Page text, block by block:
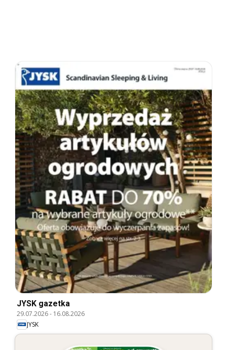
JYSK gazetka
29.07.2026- 16.08.2026
JYSK